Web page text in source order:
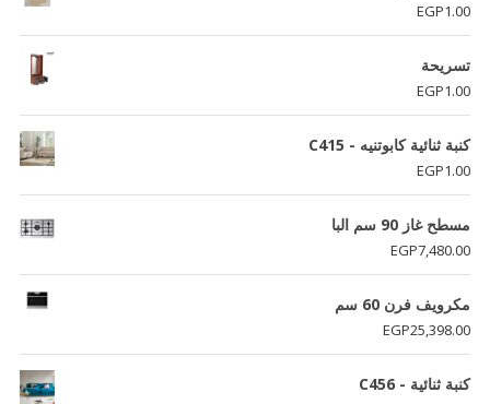
EGP1.00
تسريحة
EGP1.00
كنبة ثنائية كابوتنيه - C415
EGP1.00
مسطح غاز 90 سم البا
EGP7,480.00
مكرويف فرن 60 سم
EGP25,398.00
كنبة ثنائية - C456